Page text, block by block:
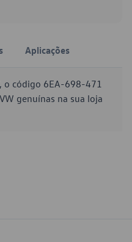
Aplicações
o código 6EA-698-471
genuínas na sua loja